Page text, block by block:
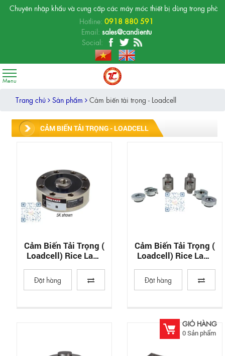
Chuyên nhập khẩu và cung cấp các máy móc thiết bị dùng trong
Hotline:0918 880 591
Email:sales@candientu
Social:
GIỎ HÀNG
0Sản phẩm
Trang chủ Sản phẩm Cảm biến tải trọng - Loadcell
CẢM BIẾN TẢI TRỌNG - LOADCELL
Cảm Biến Tải Trọng (
Loadcell) Rice Lake
Đặt hàng
Cảm Biến Tải Trọng (
Loadcell) Rice Lake
Đặt hàng